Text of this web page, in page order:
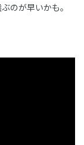
のが早いかも。